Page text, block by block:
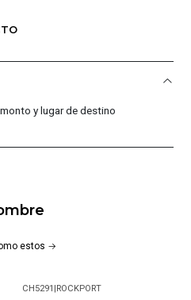
y lugar de destino
estos
CH5291 |ROCKPORT